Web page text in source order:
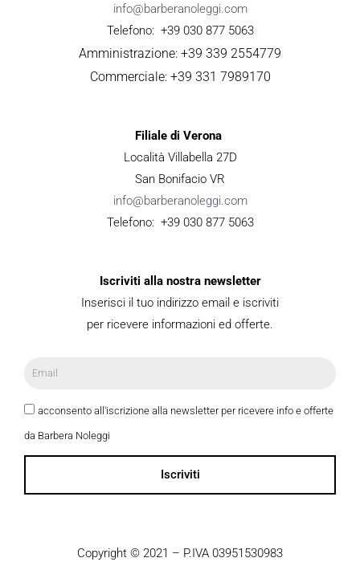
info@barberanoleggi.com
Telefono: +39 030 877 5063
Amministrazione: +39 339 2554779
Commerciale: +39 331 7989170
Filiale di Verona
Località Villabella 27D
San Bonifacio VR
info@barberanoleggi.com
Telefono: +39 030 877 5063
Iscriviti alla nostra newsletter
Inserisci il tuo indirizzo email e iscriviti
per ricevere informazioni ed offerte.
acconsento all'iscrizione alla newsletter per ricevere info e offerte
da Barbera Noleggi
Iscriviti
Copyright © 2021 – P.IVA 03951530983